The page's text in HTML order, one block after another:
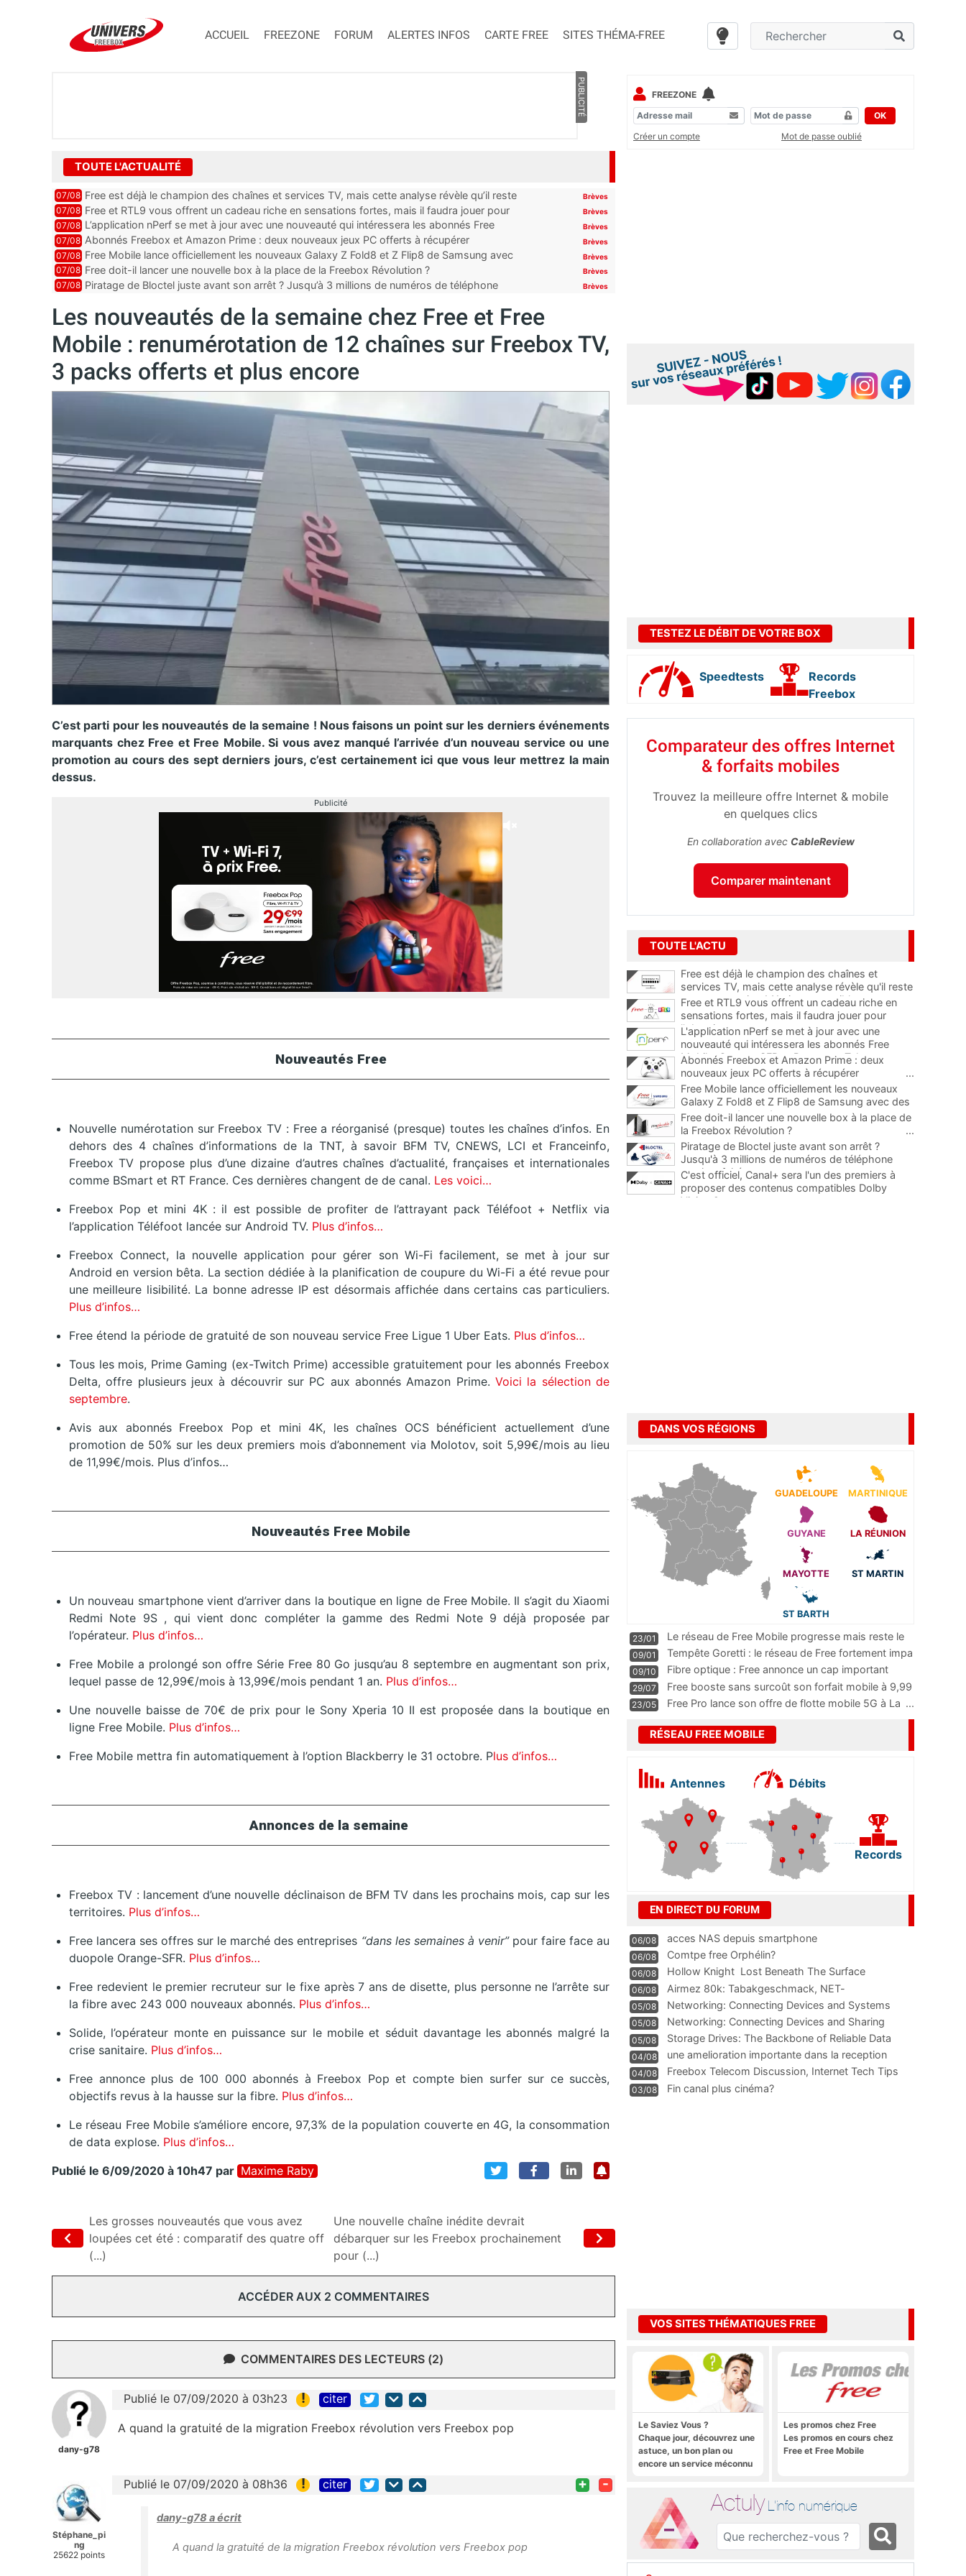
ACCUEIL FREEZONE FORUM ALERTES INFOS CARTE FREE SITES THÉMA-FREE
PUBLICITÉ
TOUTE L'ACTUALITÉ
07/08 Free est déjà le champion des chaînes et services TV, mais cette analyse révèle qu’il reste
encore au moin...
Brèves
07/08 Free et RTL9 vous offrent un cadeau riche en sensations fortes, mais il faudra jouer pour
l’obtenir
Brèves
07/08 L’application nPerf se met à jour avec une nouveauté qui intéressera les abonnés Free
Mobile, Orange, SFR ...
Brèves
07/08 Abonnés Freebox et Amazon Prime : deux nouveaux jeux PC offerts à récupérer Brèves
07/08 Free Mobile lance officiellement les nouveaux Galaxy Z Fold8 et Z Flip8 de Samsung avec
des promos et des cadeaux
Brèves
07/08 Free doit-il lancer une nouvelle box à la place de la Freebox Révolution ? Brèves
07/08 Piratage de Bloctel juste avant son arrêt ? Jusqu’à 3 millions de numéros de téléphone
Brèves
Les nouveautés de la semaine chez Free et Free
Mobile : renumérotation de 12 chaînes sur Freebox TV,
3 packs offerts et plus encore
C’est parti pour les nouveautés de la semaine ! Nous faisons un point sur les derniers événements
marquants chez Free et Free Mobile. Si vous avez manqué l’arrivée d’un nouveau service ou une
promotion au cours des sept derniers jours, c’est certainement ici que vous leur mettrez la main
dessus.
Publicité
Nouveautés Free
Nouvelle numérotation sur Freebox TV : Free a réorganisé (presque) toutes les chaînes d’infos. En
dehors des 4 chaînes d’informations de la TNT, à savoir BFM TV, CNEWS, LCI et Franceinfo,
Freebox TV propose plus d’une dizaine d’autres chaînes d’actualité, françaises et internationales
comme BSmart et RT France. Ces dernières changent de de canal. Les voici…
Freebox Pop et mini 4K : il est possible de profiter de l’attrayant pack Téléfoot + Netflix via
l’application Téléfoot lancée sur Android TV. Plus d’infos…
Freebox Connect, la nouvelle application pour gérer son Wi-Fi facilement, se met à jour sur
Android en version bêta. La section dédiée à la planification de coupure du Wi-Fi a été revue pour
une meilleure lisibilité. La bonne adresse IP est désormais affichée dans certains cas particuliers.
Plus d’infos…
Free étend la période de gratuité de son nouveau service Free Ligue 1 Uber Eats. Plus d’infos…
Tous les mois, Prime Gaming (ex-Twitch Prime) accessible gratuitement pour les abonnés Freebox
Delta, offre plusieurs jeux à découvrir sur PC aux abonnés Amazon Prime. Voici la sélection de
septembre.
Avis aux abonnés Freebox Pop et mini 4K, les chaînes OCS bénéficient actuellement d’une
promotion de 50% sur les deux premiers mois d’abonnement via Molotov, soit 5,99€/mois au lieu
de 11,99€/mois. Plus d’infos…
Nouveautés Free Mobile
Un nouveau smartphone vient d’arriver dans la boutique en ligne de Free Mobile. Il s’agit du Xiaomi
Redmi Note 9S , qui vient donc compléter la gamme des Redmi Note 9 déjà proposée par
l’opérateur. Plus d’infos…
Free Mobile a prolongé son offre Série Free 80 Go jusqu’au 8 septembre en augmentant son prix,
lequel passe de 12,99€/mois à 13,99€/mois pendant 1 an. Plus d’infos…
Une nouvelle baisse de 70€ de prix pour le Sony Xperia 10 II est proposée dans la boutique en
ligne Free Mobile. Plus d’infos…
Free Mobile mettra fin automatiquement à l’option Blackberry le 31 octobre. Plus d’infos…
Annonces de la semaine
Freebox TV : lancement d’une nouvelle déclinaison de BFM TV dans les prochains mois, cap sur les
territoires. Plus d’infos…
Free lancera ses offres sur le marché des entreprises “dans les semaines à venir”pour faire face au
duopole Orange-SFR. Plus d’infos…
Free redevient le premier recruteur sur le fixe après 7 ans de disette, plus personne ne l’arrête sur
la fibre avec 243 000 nouveaux abonnés. Plus d’infos…
Solide, l’opérateur monte en puissance sur le mobile et séduit davantage les abonnés malgré la
crise sanitaire. Plus d’infos…
Free annonce plus de 100 000 abonnés à Freebox Pop et compte bien surfer sur ce succès,
objectifs revus à la hausse sur la fibre. Plus d’infos…
Le réseau Free Mobile s’améliore encore, 97,3% de la population couverte en 4G, la consommation
de data explose. Plus d’infos…
Publié le 6/09/2020 à 10h47 par Maxime Raby
Les grosses nouveautés que vous avez
loupées cet été : comparatif des quatre off
(...)
Une nouvelle chaîne inédite devrait
débarquer sur les Freebox prochainement
pour (...)
ACCÉDER AUX 2 COMMENTAIRES
COMMENTAIRES DES LECTEURS (2)
dany-g78
Publié le 07/09/2020 à 03h23 ! citer
A quand la gratuité de la migration Freebox révolution vers Freebox pop
Stéphane_pi
ng
25622 points
Publié le 07/09/2020 à 08h36 ! citer + -
dany-g78 a écrit
A quand la gratuité de la migration Freebox révolution vers Freebox pop
FREEZONE
OK
Créer un compte
Mot de passe oublié
TESTEZ LE DÉBIT DE VOTRE BOX
Speedtests
Records
Freebox
Comparateur des offres Internet
& forfaits mobiles
Trouvez la meilleure offre Internet & mobile
en quelques clics
En collaboration avec CableReview
Comparer maintenant
TOUTE L'ACTU
Free est déjà le champion des chaînes et
services TV, mais cette analyse révèle qu'il reste
encore au moins 141 ajouts possibles
Free et RTL9 vous offrent un cadeau riche en
sensations fortes, mais il faudra jouer pour
l'obtenir
L'application nPerf se met à jour avec une
nouveauté qui intéressera les abonnés Free
Mobile, Orange, SFR et Bouygues Telecom
Abonnés Freebox et Amazon Prime : deux
nouveaux jeux PC offerts à récupérer
...
Free Mobile lance officiellement les nouveaux
Galaxy Z Fold8 et Z Flip8 de Samsung avec des
promos et des cadeaux
...
Free doit-il lancer une nouvelle box à la place de
la Freebox Révolution ?
...
Piratage de Bloctel juste avant son arrêt ?
Jusqu'à 3 millions de numéros de téléphone
auraient fuité
C'est officiel, Canal+ sera l'un des premiers à
proposer des contenus compatibles Dolby
Vision 2
DANS VOS RÉGIONS
GUADELOUPE MARTINIQUE
GUYANE LA RÉUNION
MAYOTTE ST MARTIN
ST BARTH
23/01
Le réseau de Free Mobile progresse mais reste le
m
...
09/01
Tempête Goretti : le réseau de Free fortement impa
09/10
Fibre optique : Free annonce un cap important
pass
...
29/07
Free booste sans surcoût son forfait mobile à 9,99
23/05 Free Pro lance son offre de flotte mobile 5G à La ...
RÉSEAU FREE MOBILE
Antennes Débits
Records
EN DIRECT DU FORUM
06/08 acces NAS depuis smartphone
06/08 Comtpe free Orphélin?
06/08 Hollow Knight  Lost Beneath The Surface
06/08
Airmez 80k: Tabakgeschmack, NET-
Technologie und Leistung im
05/08 Networking: Connecting Devices and Systems
05/08
Networking: Connecting Devices and Sharing
Information
05/08
Storage Drives: The Backbone of Reliable Data
Management
04/08
une amelioration importante dans la reception
WIFI
04/08
Freebox Telecom Discussion, Internet Tech Tips
Communi
03/08 Fin canal plus cinéma?
VOS SITES THÉMATIQUES FREE
Le Saviez Vous ?
Chaque jour, découvrez une
astuce, un bon plan ou
encore un service méconnu
Les promos chez Free
Les promos en cours chez
Free et Free Mobile
Actuly L'info numérique